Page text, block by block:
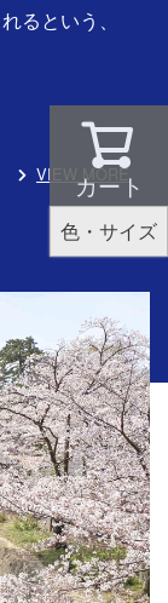
カート
色・サイズ
るという、
VIEW MORE